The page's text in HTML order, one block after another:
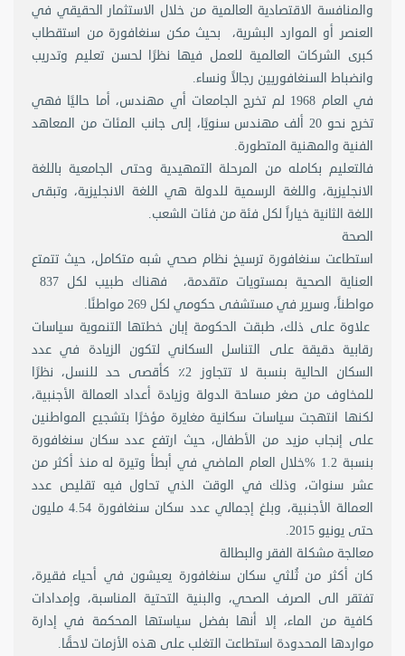
والمنافسة الاقتصادية العالمية من خلال الاستثمار الحقيقي في
العنصر أو الموارد البشرية، بحيث مكن سنغافورة من استقطاب
كبرى الشركات العالمية للعمل فيها نظرًا لحسن تعليم وتدريب
وانضباط السنغافوريين رجالاً ونساء.
في العام 1968 لم تخرج الجامعات أي مهندس، أما حاليًا فهي
تخرج نحو 20 ألف مهندس سنويًا، إلى جانب المئات من المعاهد
الفنية والمهنية المتطورة.
فالتعليم بكامله من المرحلة التمهيدية وحتى الجامعية باللغة
الانجليزية، واللغة الرسمية للدولة هي اللغة الانجليزية، وتبقى
اللغة الثانية خياراً لكل فئة من فئات الشعب.
الصحة
استطاعت سنغافورة ترسيخ نظام صحي شبه متكامل، حيث تتمتع
مواطناً، وسرير في مستشفى حكومي لكل 269 مواطنًا.
علاوة على ذلك، طبقت الحكومة إبان خطتها التنموية سياسات
رقابية دقيقة على التناسل السكاني لتكون الزيادة في عدد
السكان الحالية بنسبة لا تتجاوز 2٪ كأقصى حد للنسل، نظرًا
للمخاوف من صغر مساحة الدولة وزيادة أعداد العمالة الأجنبية،
لكنها انتهجت سياسات سكانية مغايرة مؤخرًا بتشجيع المواطنين
على إنجاب مزيد من الأطفال، حيث ارتفع عدد سكان سنغافورة
بنسبة 1.2 %خلال العام الماضي في أبطأ وتيرة له منذ أكثر من
عشر سنوات، وذلك في الوقت الذي تحاول فيه تقليص عدد
العمالة الأجنبية، وبلغ إجمالي عدد سكان سنغافورة 4.54 مليون
حتى يونيو 2015.
معالجة مشكلة الفقر والبطالة
كان أكثر من ثُلثي سكان سنغافورة يعيشون في أحياء فقيرة،
تفتقر الى الصرف الصحي، والبنية التحتية المناسبة، وإمدادات
كافية من الماء، إلا أنها بفضل سياستها المحكمة في إدارة
مواردها المحدودة استطاعت التغلب على هذه الأزمات لاحقًا.